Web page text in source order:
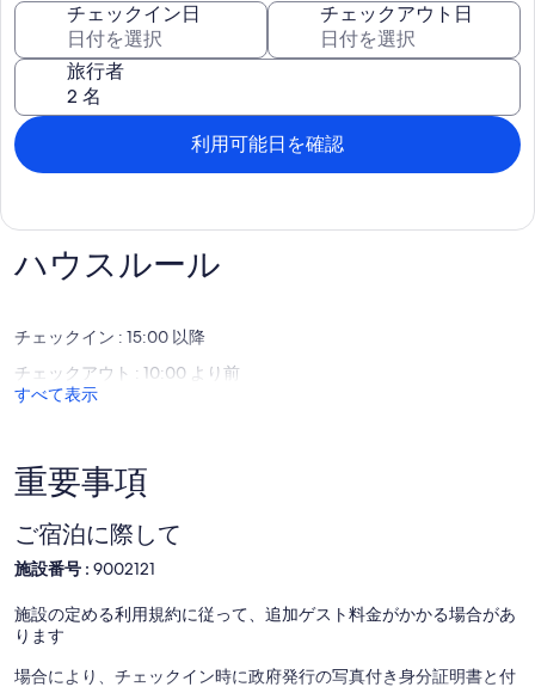
この施設にはパーティー禁止ポリシーがあります。
大規模なグループには、ボンドが請求されます。
ロケーション
すべてのアメニティとアトラクションを選択してください。例え
ば。 ウォルチャギャラリーオブアート、クラフトショップ、飲食
とティアフォールズは訪れる価値があり、どちらも車ですぐです。
ティストもいます。また、現在40を超える作品を展示するオープン
エアギャラリーがあります。 釣りをする何百キロものマスやバスの
風光明媚なドライブでノウェンドック（70 km）に行き、ジャージ
ーとヤギのチーズ工場で昼食をとることができます！ 金、土、日、
月を公開します。 その他の距離;
アーミデール65 km
タムワース90 kmカントリーミュージックキャピトル！
サンダーボルトウェイ経由シドニー410 km、ブリスベン525 km
ニューカッスル270 km
2つのスーパーマーケット、果物屋、肉屋、化学者などがある町の
チェックイン日 チェックアウト日
旅行者
利用可能日を確認
ハウスルール
チェックイン : 15:00 以降
チェックアウト : 10:00 より前
すべて表示
重要事項
ご宿泊に際して
施設番号 : 9002121
施設の定める利用規約に従って、追加ゲスト料金がかかる場合があ
ります
場合により、チェックイン時に政府発行の写真付き身分証明書と付